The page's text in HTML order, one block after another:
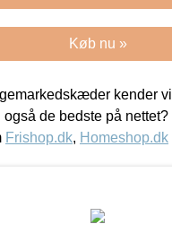
Køb nu »
kender
også de bedste på nettet?
Frishop.dk, Homeshop.dk